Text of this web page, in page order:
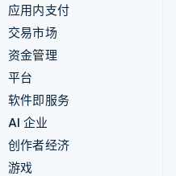
应用内支付
交易市场
资金管理
平台
软件即服务
AI 企业
创作者经济
游戏